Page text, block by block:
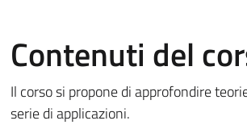
Contenuti del
Il corso si propone di approfondire
serie di applicazioni.